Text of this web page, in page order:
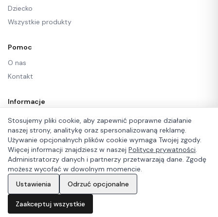
Dziecko
Wszystkie produkty
Pomoc
O nas
Kontakt
Informacje
Regulamin
Regulamin newslettera
Polityka prywatności
©2026Let's Wear. Wszelkie prawa zastrzeżone.
Stosujemy pliki cookie, aby zapewnić poprawne działanie
naszej strony, analitykę oraz spersonalizowaną reklamę.
Używanie opcjonalnych plików cookie wymaga Twojej zgody.
Więcej informacji znajdziesz w naszej Polityce prywatności.
Administratorzy danych i partnerzy przetwarzają dane. Zgodę
możesz wycofać w dowolnym momencie.
Ustawienia
Odrzuć opcjonalne
Zaakceptuj wszystkie